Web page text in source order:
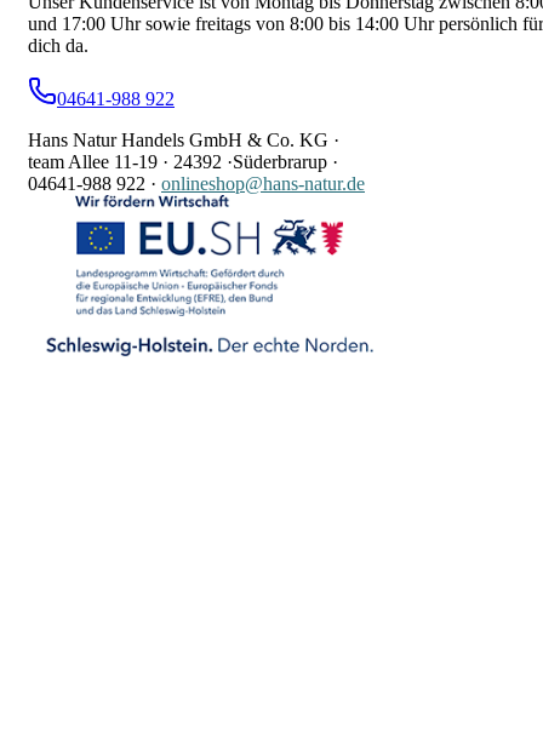
und 17:00 Uhr sowie freitags von 8:00 bis 14:00 Uhr persönlich für
dich da.
04641-988 922
Hans Natur Handels GmbH & Co. KG ·
team Allee 11-19 · 24392 ·Süderbrarup ·
04641-988 922 · onlineshop@hans-natur.de